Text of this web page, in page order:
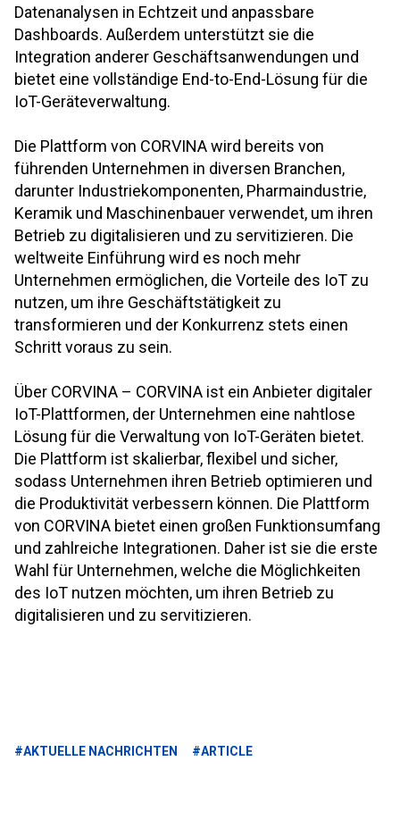
Datenanalysen in Echtzeit und anpassbare
Dashboards. Außerdem unterstützt sie die
Integration anderer Geschäftsanwendungen und
bietet eine vollständige End-to-End-Lösung für die
IoT-Geräteverwaltung.
Die Plattform von CORVINA wird bereits von
führenden Unternehmen in diversen Branchen,
darunter Industriekomponenten, Pharmaindustrie,
Keramik und Maschinenbauer verwendet, um ihren
Betrieb zu digitalisieren und zu servitizieren. Die
weltweite Einführung wird es noch mehr
Unternehmen ermöglichen, die Vorteile des IoT zu
nutzen, um ihre Geschäftstätigkeit zu
transformieren und der Konkurrenz stets einen
Schritt voraus zu sein.
Über CORVINA – CORVINA ist ein Anbieter digitaler
IoT-Plattformen, der Unternehmen eine nahtlose
Lösung für die Verwaltung von IoT-Geräten bietet.
Die Plattform ist skalierbar, flexibel und sicher,
sodass Unternehmen ihren Betrieb optimieren und
die Produktivität verbessern können. Die Plattform
von CORVINA bietet einen großen Funktionsumfang
und zahlreiche Integrationen. Daher ist sie die erste
Wahl für Unternehmen, welche die Möglichkeiten
des IoT nutzen möchten, um ihren Betrieb zu
digitalisieren und zu servitizieren.
#AKTUELLE NACHRICHTEN #ARTICLE